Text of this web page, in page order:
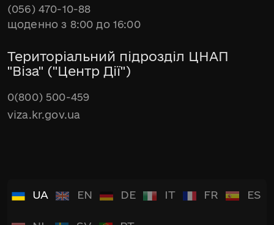
(056) 470-10-88
щоденно з 8:00 до 16:00
Територіальний підрозділ ЦНАП
"Віза" ("Центр Дії")
0(800) 500-459
viza.kr.gov.ua
UA EN DE IT FR ES